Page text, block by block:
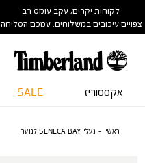
לקוחות יקרים, עקב עומס רב
צפויים עיכובים במשלוחים. עמכם הסליחה
אקססוריז SALE
ראשי נעלי SENECA BAY לנוער